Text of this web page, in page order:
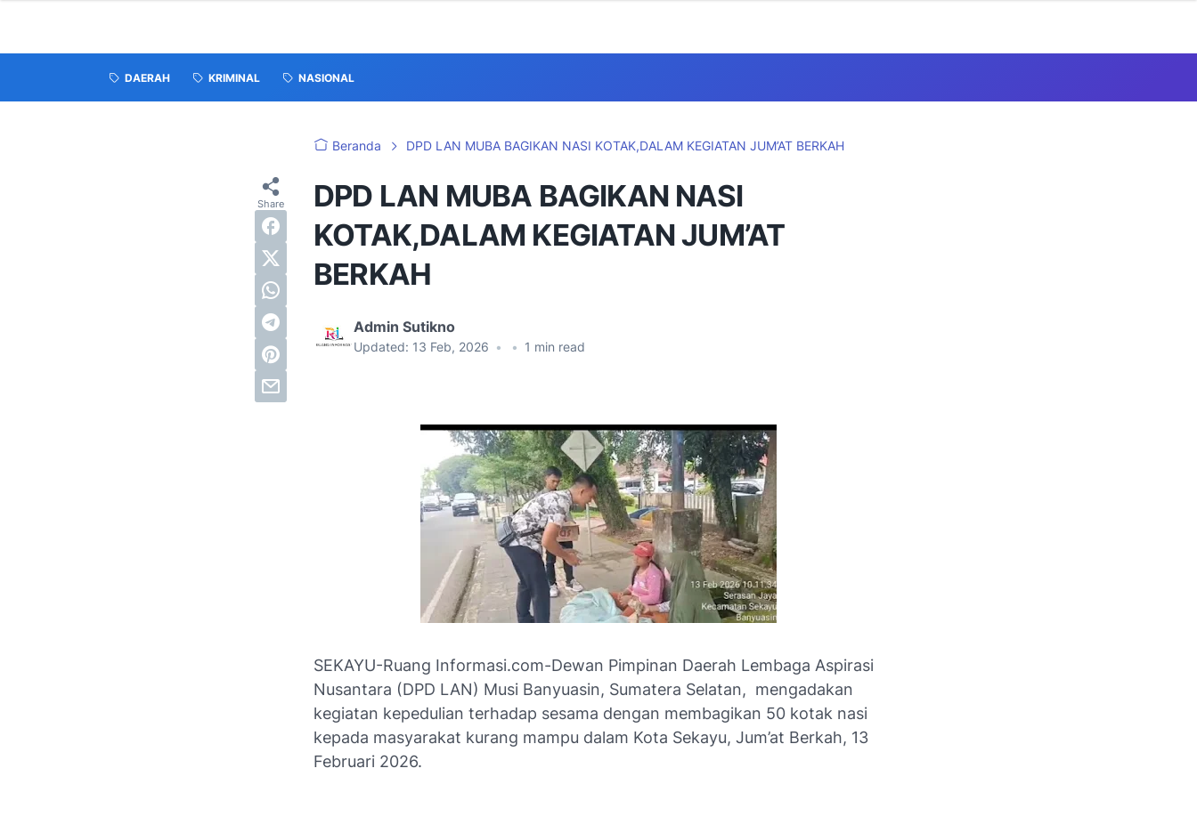
DAERAH KRIMINAL NASIONAL
Beranda DPD LAN MUBA BAGIKAN NASI KOTAK,DALAM KEGIATAN JUM’AT BERKAH
DPD LAN MUBA BAGIKAN NASI
KOTAK,DALAM KEGIATAN JUM’AT
BERKAH
Admin Sutikno
Updated: 13 Feb, 2026 • • 1 min read
SEKAYU-Ruang Informasi.com-Dewan Pimpinan Daerah Lembaga Aspirasi
Nusantara (DPD LAN) Musi Banyuasin, Sumatera Selatan, mengadakan
kegiatan kepedulian terhadap sesama dengan membagikan 50 kotak nasi
kepada masyarakat kurang mampu dalam Kota Sekayu, Jum’at Berkah, 13
Februari 2026.